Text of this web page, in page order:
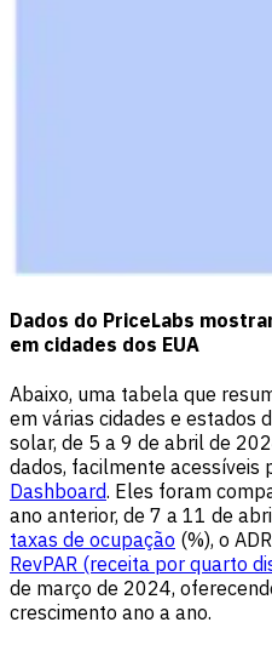
Dados do PriceLabs
em cidades dos EUA
Abaixo, uma tabela que
em várias cidades e estados
solar, de 5 a 9 de abril de
dados, facilmente acessíveis
Dashboard. Eles foram
ano anterior, de 7 a 11 de
taxas de ocupação (%), o
RevPAR (receita por quarto
de março de 2024,
crescimento ano a ano.